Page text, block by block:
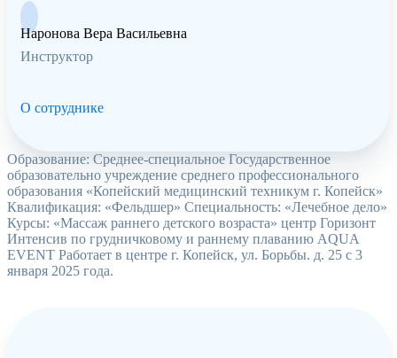
Наронова Вера Васильевна
Инструктор
О сотруднике
Образование: Среднее-специальное Государственное
образовательно учреждение среднего профессионального
образования «Копейский медицинский техникум г. Копейск»
Квалификация: «Фельдшер» Специальность: «Лечебное дело»
Курсы: «Массаж раннего детского возраста» центр Горизонт
Интенсив по грудничковому и раннему плаванию AQUA
EVENT Работает в центре г. Копейск, ул. Борьбы. д. 25 с 3
января 2025 года.